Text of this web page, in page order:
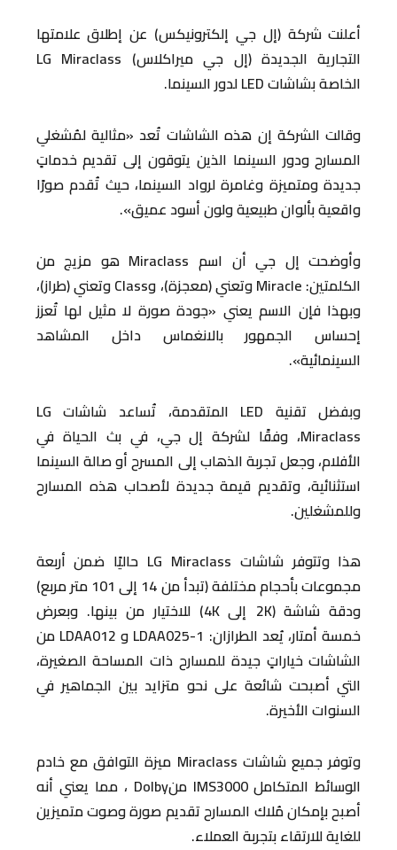
أعلنت شركة (إل جي إلكترونيكس) عن إطلاق علامتها
التجارية الجديدة (إل جي ميراكلاس) LG Miraclass
الخاصة بشاشات LED لدور السينما.
وقالت الشركة إن هذه الشاشات تُعد «مثالية لمُشغلي
المسارح ودور السينما الذين يتوقون إلى تقديم خدماتٍ
جديدة ومتميزة وغامرة لرواد السينما، حيث تُقدم صورًا
واقعية بألوان طبيعية ولون أسود عميق».
وأوضحت إل جي أن اسم Miraclass هو مزيج من
الكلمتين: Miracle وتعني (معجزة)، وClass وتعني (طراز)،
وبهذا فإن الاسم يعني «جودة صورة لا مثيل لها تُعزز
إحساس الجمهور بالانغماس داخل المشاهد
السينمائية».
وبفضل تقنية LED المتقدمة، تُساعد شاشات LG
Miraclass، وفقًا لشركة إل جي، في بث الحياة في
الأفلام، وجعل تجربة الذهاب إلى المسرح أو صالة السينما
استثنائية، وتقديم قيمة جديدة لأصحاب هذه المسارح
وللمشغلين.
هذا وتتوفر شاشات LG Miraclass حاليًا ضمن أربعة
مجموعات بأحجام مختلفة (تبدأ من 14 إلى 101 متر مربع)
ودقة شاشة (2K إلى 4K) للاختيار من بينها. وبعرض
خمسة أمتار، يُعد الطرازان: LDAA025-1 و LDAA012 من
الشاشات خياراتٍ جيدة للمسارح ذات المساحة الصغيرة،
التي أصبحت شائعة على نحو متزايد بين الجماهير في
السنوات الأخيرة.
وتوفر جميع شاشات Miraclass ميزة التوافق مع خادم
الوسائط المتكامل IMS3000 منDolby ، مما يعني أنه
أصبح بإمكان مُلاك المسارح تقديم صورة وصوت متميزين
للغاية للارتقاء بتجربة العملاء.